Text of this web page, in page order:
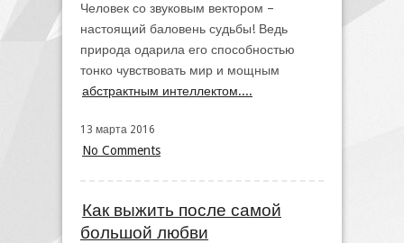
Человек со звуковым вектором –
настоящий баловень судьбы! Ведь
природа одарила его способностью
тонко чувствовать мир и мощным
абстрактным интеллектом....
13 марта 2016
No Comments
Как выжить после самой
большой любви